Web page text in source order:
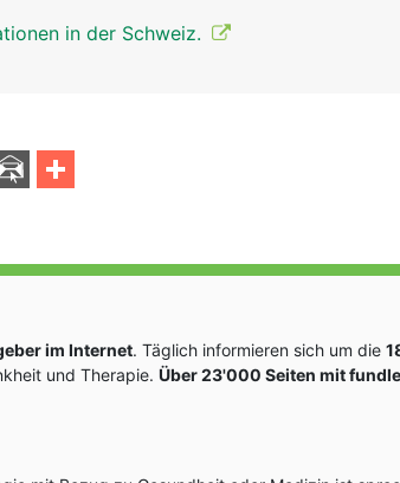
in der Schweiz.
im Internet. Täglich informieren sich um die
und Therapie. Über 23'000 Seiten mit